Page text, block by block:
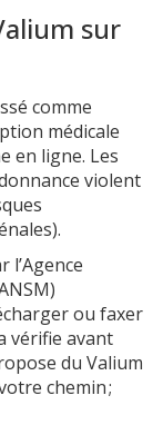
sur
comme
médicale
en ligne. Les
violent
l’Agence
ou faxer
vérifie avant
du Valium
chemin ;